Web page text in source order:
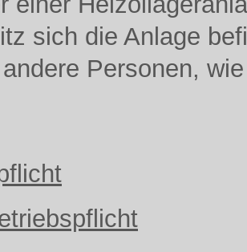
sich die Anlage
Personen,